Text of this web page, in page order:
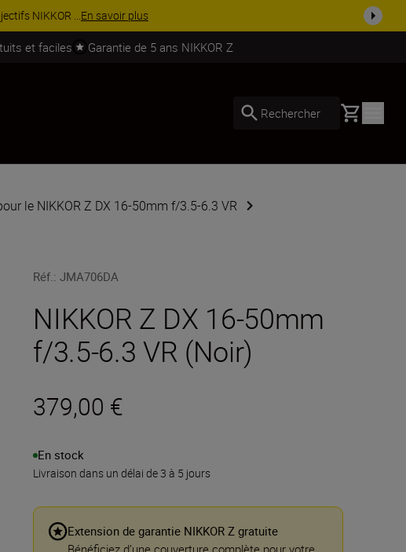
sélection d’accessoires.Acheter maintenant
et faciles Garantie de 5 ans NIKKOR Z
Rechercher Basket
le NIKKOR Z DX 16-50mm f/3.5-6.3 VR
Réf.:JMA706DA
NIKKOR Z DX 16-50mm
f/3.5-6.3 VR (Noir)
379,00 €
En stock
Livraison dans un délai de 3 à 5 jours
Extension de garantie NIKKOR Z gratuite
Bénéficiez d’une couverture complète pour votre